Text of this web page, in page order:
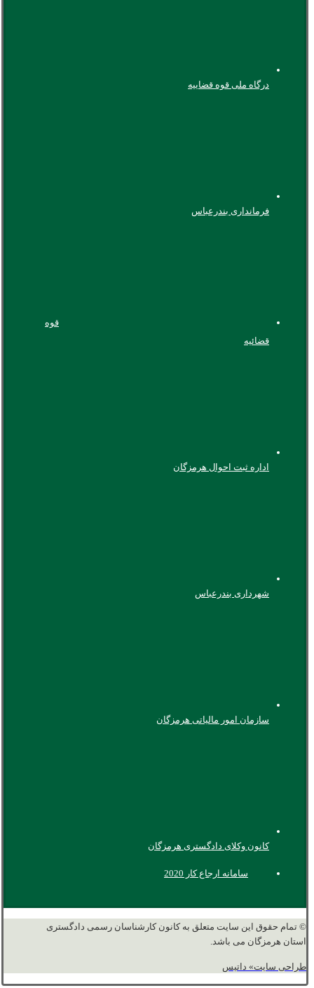
درگاه ملی قوه قضاییه
فرمانداری بندرعباس
قوه
قضائیه
اداره ثبت احوال هرمزگان
شهرداری بندرعباس
سازمان امور مالیاتی هرمزگان
کانون وکلای دادگستری هرمزگان
سامانه ارجاع کار 2020
© تمام حقوق این سایت متعلق به کانون کارشناسان رسمی دادگستری
استان هرمزگان می باشد.
طراحی سایت» داتیس